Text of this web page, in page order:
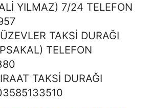
YILMAZ) 7/24 TELEFON
TAKSİ DURAĞI
TELEFON
TAKSİ DURAĞI